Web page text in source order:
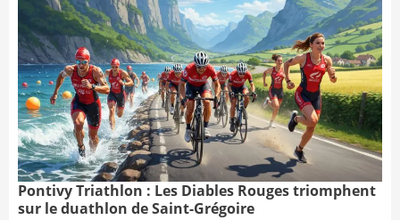
Pontivy Triathlon : Les Diables Rouges triomphent
sur le duathlon de Saint-Grégoire